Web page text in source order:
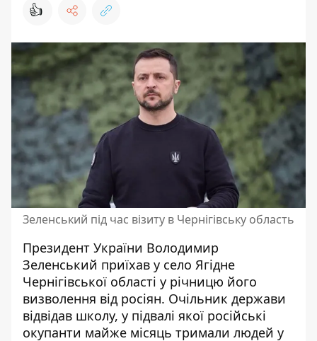
👍
Зеленський під час візиту в Чернігівську область
Президент України Володимир
Зеленський приїхав у село Ягідне
Чернігівської області у річницю його
визволення від росіян. Очільник держави
відвідав школу, у підвалі якої російські
окупанти майже місяць тримали людей у